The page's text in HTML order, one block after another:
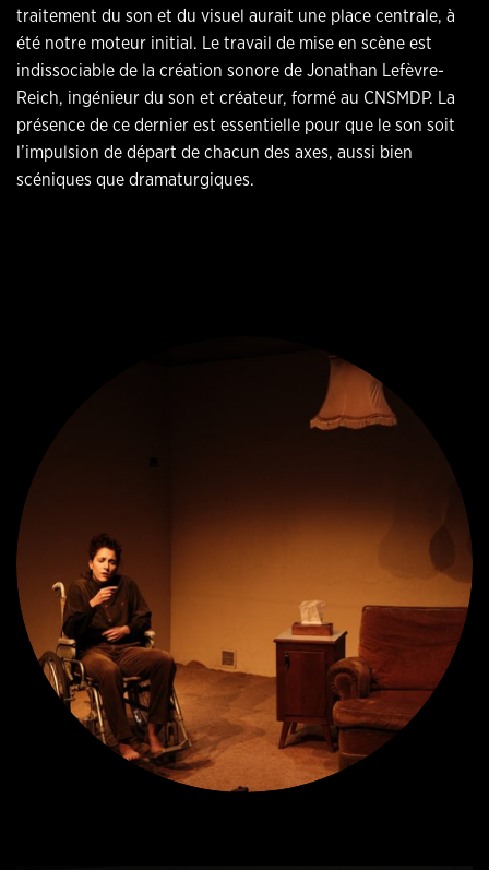
traitement du son et du visuel aurait une place centrale, à
été notre moteur initial. Le travail de mise en scène est
indissociable de la création sonore de Jonathan Lefèvre-
Reich, ingénieur du son et créateur, formé au CNSMDP. La
présence de ce dernier est essentielle pour que le son soit
l’impulsion de départ de chacun des axes, aussi bien
scéniques que dramaturgiques.